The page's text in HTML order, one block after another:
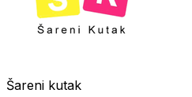
Šareni kutak